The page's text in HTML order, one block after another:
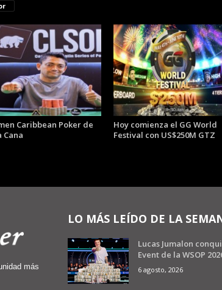
Caribbean Poker de
Cana
Hoy comienza el GG World
Festival con US$250M GTZ
más
LO MÁS LEÍDO DE LA
Lucas Jumalon
Event de la WSOP
6 agosto, 2026